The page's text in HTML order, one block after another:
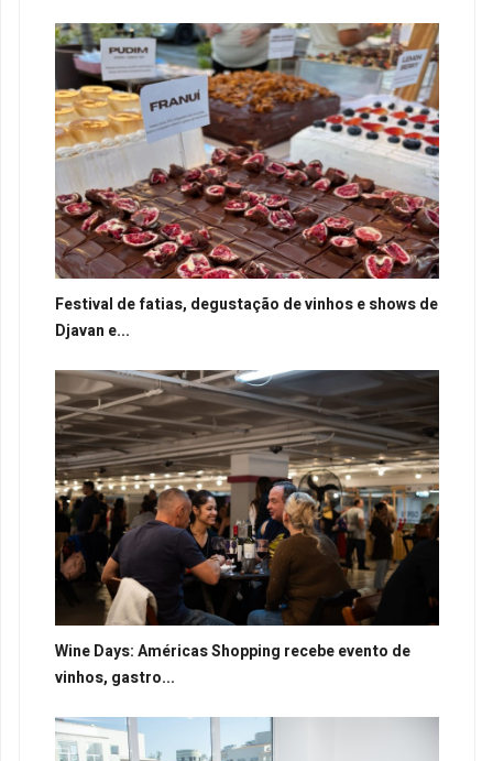
Festival de fatias, degustação de vinhos e shows de
Djavan e...
Wine Days: Américas Shopping recebe evento de
vinhos, gastro...